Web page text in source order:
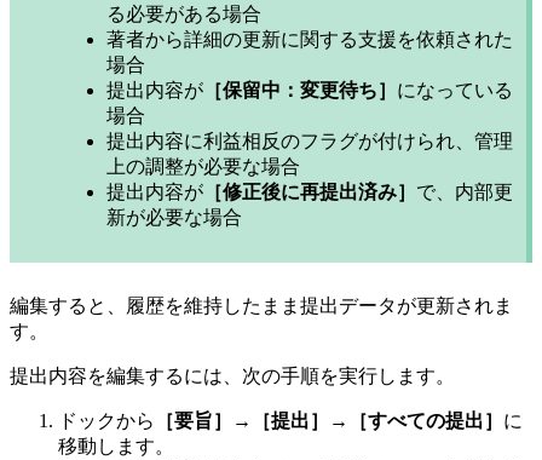
る必要がある場合
著者から詳細の更新に関する支援を依頼された
場合
提出内容が ［保留中：変更待ち］ になっている
場合
提出内容に利益相反のフラグが付けられ、管理
上の調整が必要な場合
提出内容が ［修正後に再提出済み］ で、内部更
新が必要な場合
編集すると、履歴を維持したまま提出データが更新されま
す。
提出内容を編集するには、次の手順を実行します。
ドックから ［要旨］→［提出］→［すべての提出］ に
移動します。